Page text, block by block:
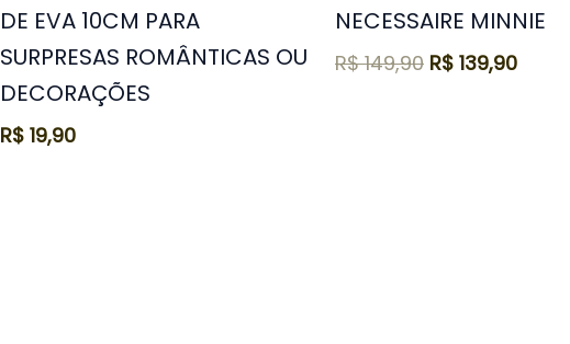
DE EVA 10CM PARA
SURPRESAS ROMÂNTICAS OU
DECORAÇÕES
R$ 19,90
NECESSAIRE MINNIE
R$149,90 R$ 139,90